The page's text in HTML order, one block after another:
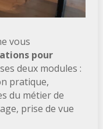
vous
pour
deux modules :
pratique,
du métier de
prise de vue